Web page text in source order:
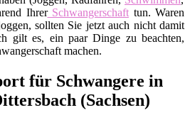
IhrerSchwangerschaft tun. Waren
sollten Sie jetzt auch nicht damit
gilt es, ein paar Dinge zu beachten,
machen.
für Schwangere in
(Sachsen)